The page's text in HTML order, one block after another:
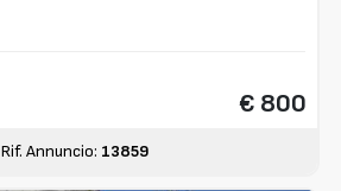
€ 800
Rif. Annuncio: 13859